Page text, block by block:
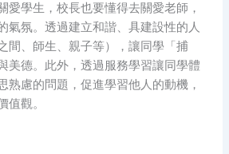
愛學生，校長也要懂得去關愛老師，
氣氛。透過建立和諧、具建設性的人
間、師生、親子等），讓同學「捕
美德。此外，透過服務學習讓同學體
熟慮的問題，促進學習他人的動機，
值觀。